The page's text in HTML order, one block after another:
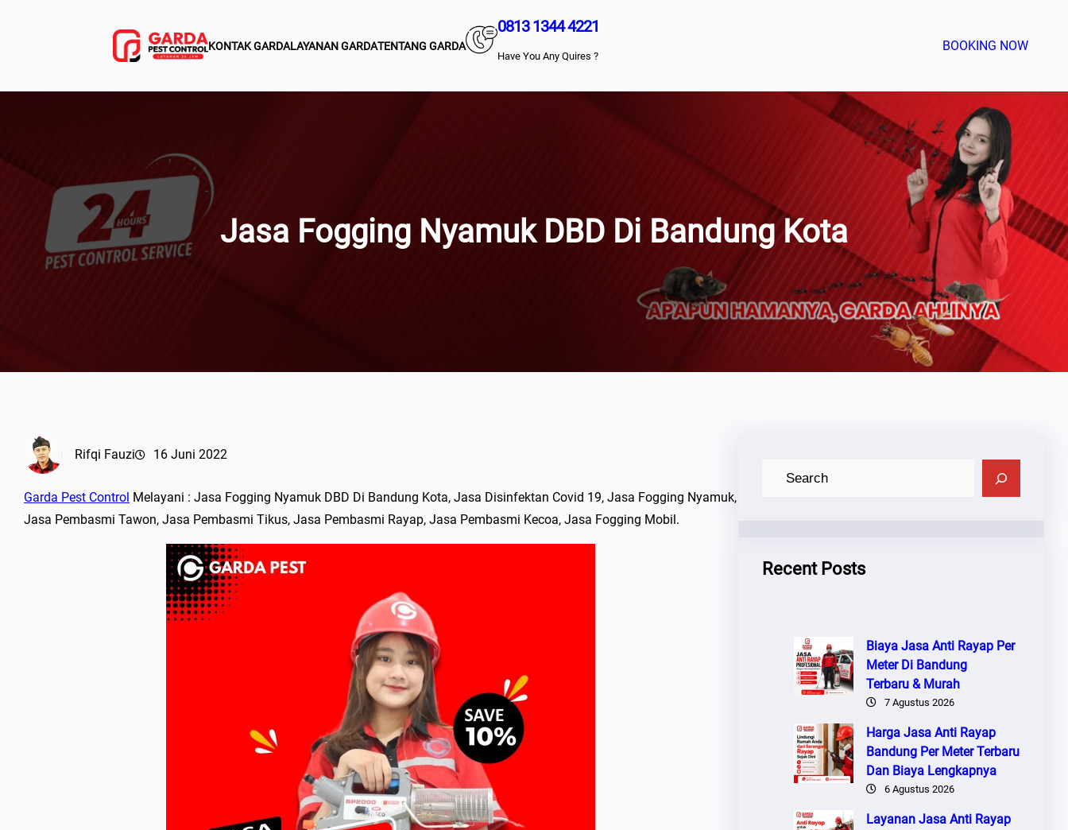
KONTAK GARDALAYANAN GARDATENTANG GARDA
0813 1344 4221
Have You Any Quires ?
BOOKING NOW
Jasa Fogging Nyamuk DBD Di Bandung Kota
Rifqi Fauzi 16 Juni 2022
Garda Pest Control Melayani : Jasa Fogging Nyamuk DBD Di Bandung Kota, Jasa Disinfektan Covid 19, Jasa Fogging Nyamuk,
Jasa Pembasmi Tawon, Jasa Pembasmi Tikus, Jasa Pembasmi Rayap, Jasa Pembasmi Kecoa, Jasa Fogging Mobil.
Recent Posts
Biaya Jasa Anti Rayap Per
Meter Di Bandung
Terbaru & Murah
7 Agustus 2026
Harga Jasa Anti Rayap
Bandung Per Meter Terbaru
Dan Biaya Lengkapnya
6 Agustus 2026
Layanan Jasa Anti Rayap